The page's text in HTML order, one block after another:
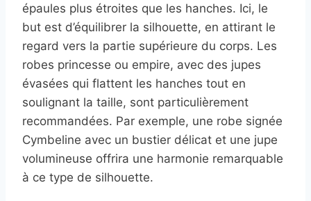
épaules plus étroites que les hanches. Ici, le
but est d’équilibrer la silhouette, en attirant le
regard vers la partie supérieure du corps. Les
robes princesse ou empire, avec des jupes
évasées qui flattent les hanches tout en
soulignant la taille, sont particulièrement
recommandées. Par exemple, une robe signée
Cymbeline avec un bustier délicat et une jupe
volumineuse offrira une harmonie remarquable
à ce type de silhouette.